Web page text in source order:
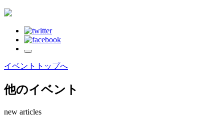
イベントトップへ
他のイベント
new articles